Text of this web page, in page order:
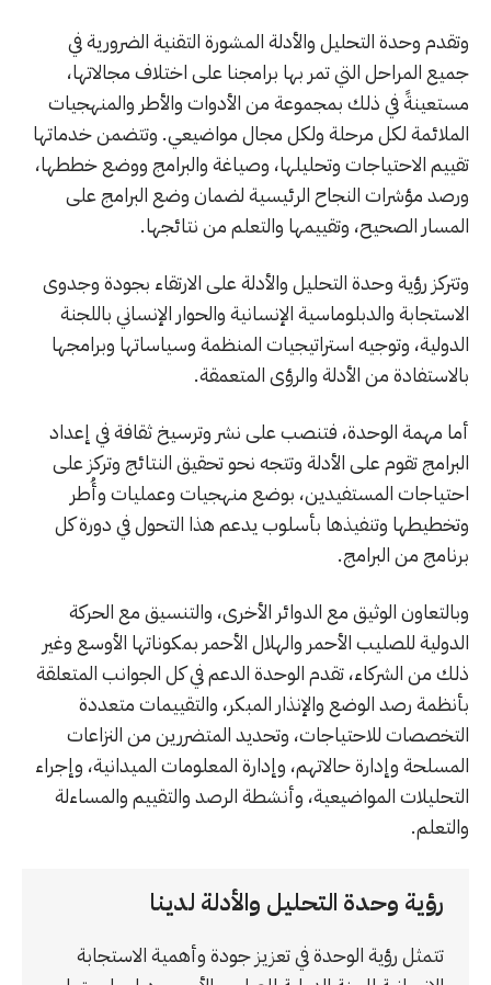
وتقدم وحدة التحليل والأدلة المشورة التقنية الضرورية في
جميع المراحل التي تمر بها برامجنا على اختلاف مجالاتها،
مستعينةً في ذلك بمجموعة من الأدوات والأطر والمنهجيات
الملائمة لكل مرحلة ولكل مجال مواضيعي. وتتضمن خدماتها
تقييم الاحتياجات وتحليلها، وصياغة والبرامج ووضع خططها،
ورصد مؤشرات النجاح الرئيسية لضمان وضع البرامج على
المسار الصحيح، وتقييمها والتعلم من نتائجها.
وتتركز رؤية وحدة التحليل والأدلة على الارتقاء بجودة وجدوى
الاستجابة والدبلوماسية الإنسانية والحوار الإنساني باللجنة
الدولية، وتوجيه استراتيجيات المنظمة وسياساتها وبرامجها
بالاستفادة من الأدلة والرؤى المتعمقة.
أما مهمة الوحدة، فتنصب على نشر وترسيخ ثقافة في إعداد
البرامج تقوم على الأدلة وتتجه نحو تحقيق النتائج وتركز على
احتياجات المستفيدين، بوضع منهجيات وعمليات وأُطر
وتخطيطها وتنفيذها بأسلوب يدعم هذا التحول في دورة كل
برنامج من البرامج.
وبالتعاون الوثيق مع الدوائر الأخرى، والتنسيق مع الحركة
الدولية للصليب الأحمر والهلال الأحمر بمكوناتها الأوسع وغير
ذلك من الشركاء، تقدم الوحدة الدعم في كل الجوانب المتعلقة
بأنظمة رصد الوضع والإنذار المبكر، والتقييمات متعددة
التخصصات للاحتياجات، وتحديد المتضررين من النزاعات
المسلحة وإدارة حالاتهم، وإدارة المعلومات الميدانية، وإجراء
التحليلات المواضيعية، وأنشطة الرصد والتقييم والمساءلة
والتعلم.
رؤية وحدة التحليل والأدلة لدينا
تتمثل رؤية الوحدة في تعزيز جودة وأهمية الاستجابة